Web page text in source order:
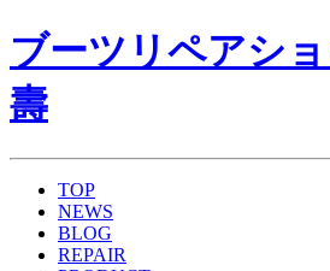
ブーツリペアシ
壽
TOP
NEWS
BLOG
REPAIR